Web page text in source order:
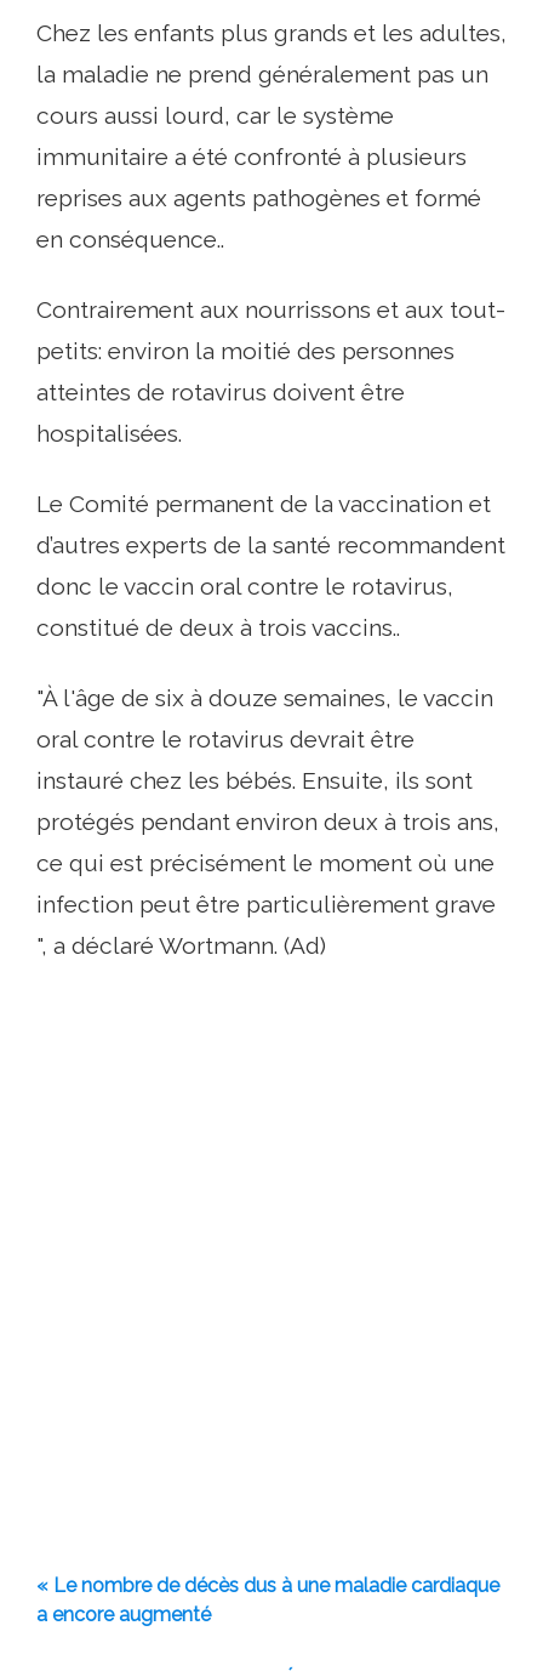
Chez les enfants plus grands et les adultes,
la maladie ne prend généralement pas un
cours aussi lourd, car le système
immunitaire a été confronté à plusieurs
reprises aux agents pathogènes et formé
en conséquence..
Contrairement aux nourrissons et aux tout-
petits: environ la moitié des personnes
atteintes de rotavirus doivent être
hospitalisées.
Le Comité permanent de la vaccination et
d’autres experts de la santé recommandent
donc le vaccin oral contre le rotavirus,
constitué de deux à trois vaccins..
"À l'âge de six à douze semaines, le vaccin
oral contre le rotavirus devrait être
instauré chez les bébés. Ensuite, ils sont
protégés pendant environ deux à trois ans,
ce qui est précisément le moment où une
infection peut être particulièrement grave
", a déclaré Wortmann. (Ad)
« Le nombre de décès dus à une maladie cardiaque
a encore augmenté